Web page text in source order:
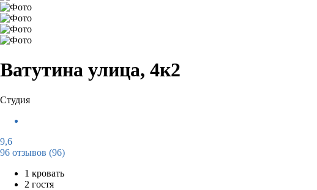
Ватутина улица, 4к2
Студия
9,6
96 отзывов (96)
1 кровать
2 гостя